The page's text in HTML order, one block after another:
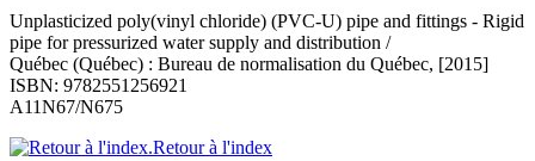
Unplasticized poly(vinyl chloride) (PVC-U) pipe and fittings - Rigid
pipe for pressurized water supply and distribution /
Québec (Québec) : Bureau de normalisation du Québec, [2015]
ISBN: 9782551256921
A11N67/N675
Retour à l'index